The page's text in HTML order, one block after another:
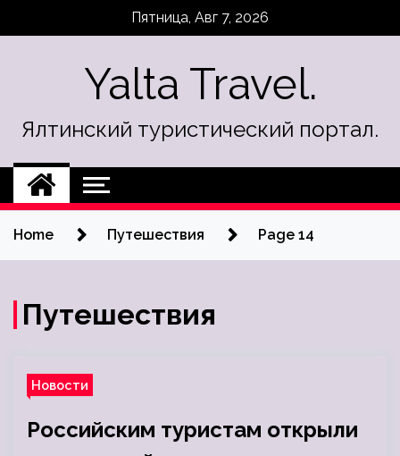
Пятница, Авг 7, 2026
Yalta Travel.
Ялтинский туристический портал.
Home Путешествия Page 14
Путешествия
Новости
Российским туристам открыли